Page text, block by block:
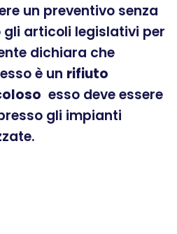
un preventivo senza
gli articoli legislativi per
dichiara che
è un rifiuto
esso deve essere
gli impianti